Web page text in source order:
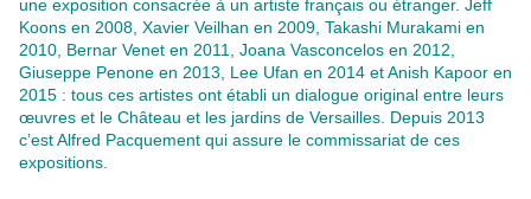
une exposition consacrée à un artiste français ou étranger. Jeff
Koons en 2008, Xavier Veilhan en 2009, Takashi Murakami en
2010, Bernar Venet en 2011, Joana Vasconcelos en 2012,
Giuseppe Penone en 2013, Lee Ufan en 2014 et Anish Kapoor en
2015 : tous ces artistes ont établi un dialogue original entre leurs
œuvres et le Château et les jardins de Versailles. Depuis 2013
c’est Alfred Pacquement qui assure le commissariat de ces
expositions.